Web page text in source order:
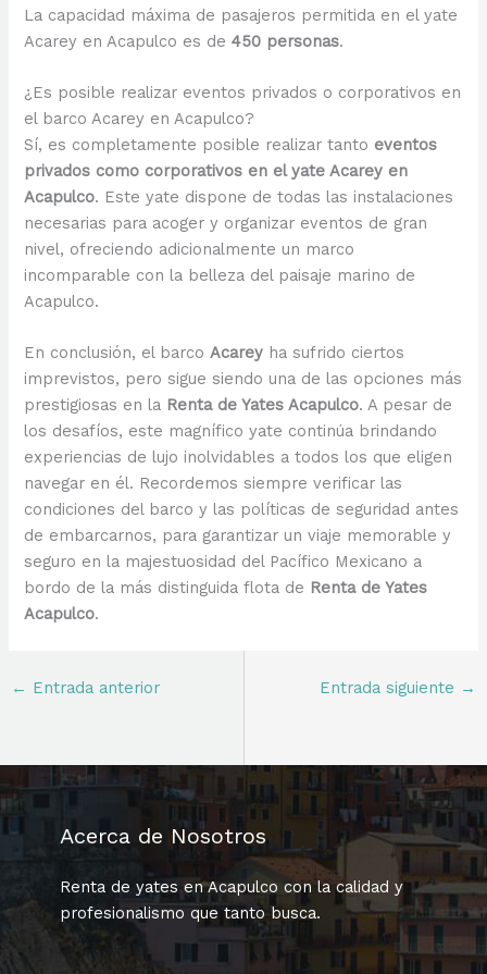
La capacidad máxima de pasajeros permitida en el yate
Acarey en Acapulco es de450 personas.
¿Es posible realizar eventos privados o corporativos en
el barco Acarey en Acapulco?
Sí, es completamente posible realizar tanto eventos
privados como corporativos en el yate Acarey en
Acapulco. Este yate dispone de todas las instalaciones
necesarias para acoger y organizar eventos de gran
nivel, ofreciendo adicionalmente un marco
incomparable con la belleza del paisaje marino de
Acapulco.
En conclusión, el barcoAcarey ha sufrido ciertos
imprevistos, pero sigue siendo una de las opciones más
prestigiosas en la Renta de Yates Acapulco. A pesar de
los desafíos, este magnífico yate continúa brindando
experiencias de lujo inolvidables a todos los que eligen
navegar en él. Recordemos siempre verificar las
condiciones del barco y las políticas de seguridad antes
de embarcarnos, para garantizar un viaje memorable y
seguro en la majestuosidad del Pacífico Mexicano a
bordo de la más distinguida flota de Renta de Yates
Acapulco.
← Entrada anterior Entrada siguiente →
Acerca de Nosotros
Renta de yates en Acapulco con la calidad y
profesionalismo que tanto busca.